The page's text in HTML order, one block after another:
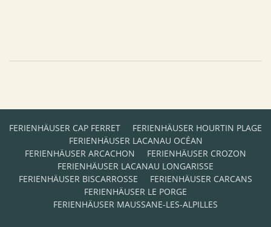
FERIENHÄUSER CAP FERRET
FERIENHÄUSER HOURTIN PLAGE
FERIENHÄUSER LACANAU OCÉAN
FERIENHÄUSER ARCACHON
FERIENHÄUSER CROZON
FERIENHÄUSER LACANAU LONGARISSE
FERIENHÄUSER BISCARROSSE
FERIENHÄUSER CARCANS
FERIENHÄUSER LE PORGE
FERIENHÄUSER MAUSSANE-LES-ALPILLES